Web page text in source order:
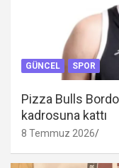
GÜNCEL SPOR
Pizza Bulls
kadrosuna kattı
8 Temmuz 2026